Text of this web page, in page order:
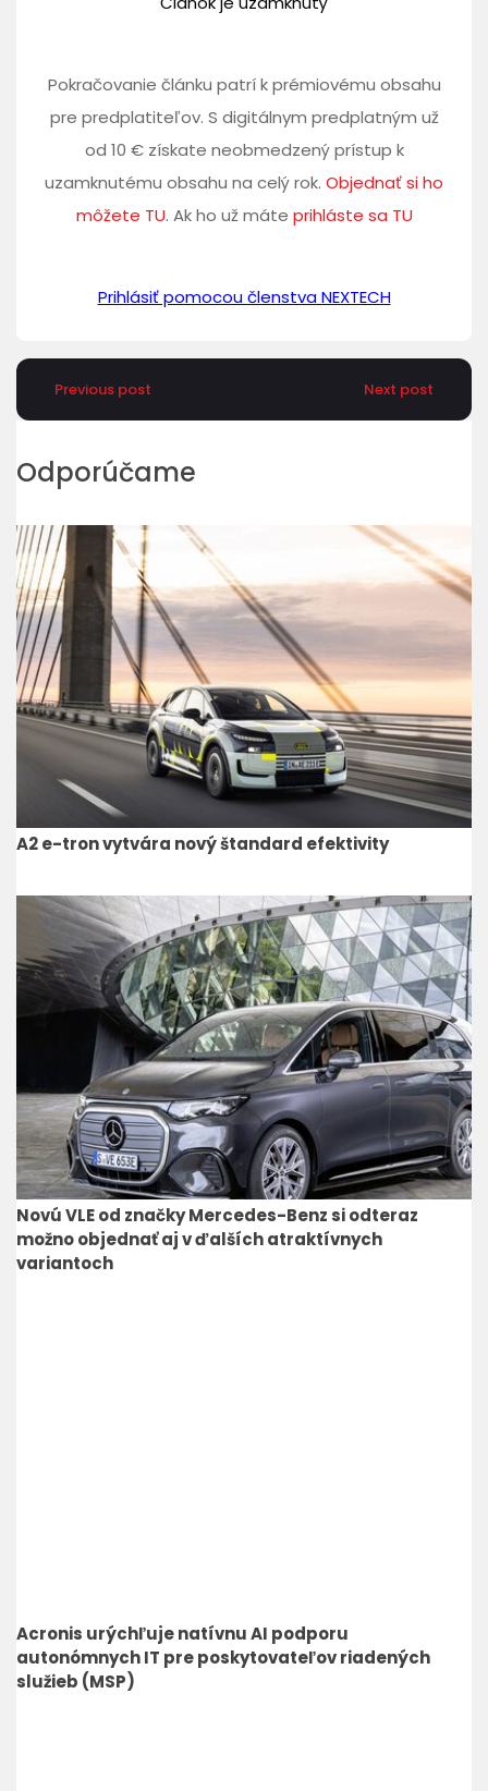
Pokračovanie článku patrí k prémiovému obsahu
pre predplatiteľov. S digitálnym predplatným už
od 10 € získate neobmedzený prístup k
uzamknutému obsahu na celý rok. Objednať si ho
môžete TU. Ak ho už máte prihláste sa TU
Prihlásiť pomocou členstva NEXTECH
Previous post Next post
Odporúčame
A2 e-tron vytvára nový štandard efektivity
Novú VLE od značky Mercedes-Benz si odteraz
možno objednať aj v ďalších atraktívnych
variantoch
Acronis urýchľuje natívnu AI podporu
autonómnych IT pre poskytovateľov riadených
služieb (MSP)